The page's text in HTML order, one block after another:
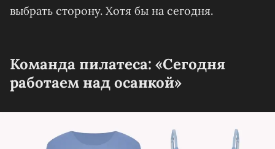
выбрать сторону. Хотя бы на сегодня.
Команда пилатеса: «Сегодня
работаем над осанкой»